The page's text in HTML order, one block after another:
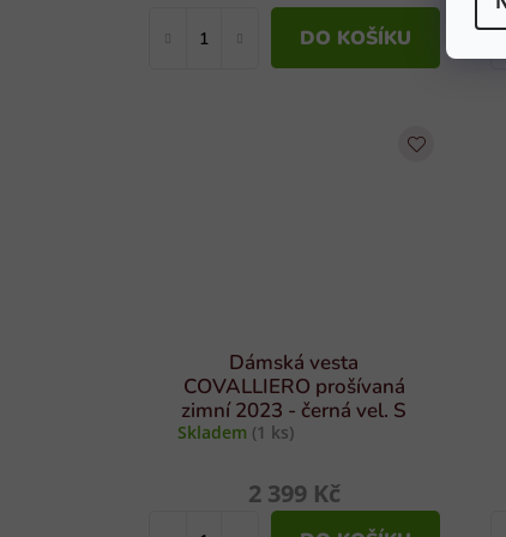
DO KOŠÍKU
Dámská vesta
COVALLIERO prošívaná
zimní 2023 - černá vel. S
Skladem (1 ks)
2 399 Kč